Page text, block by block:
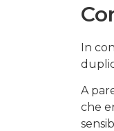
In
A
che